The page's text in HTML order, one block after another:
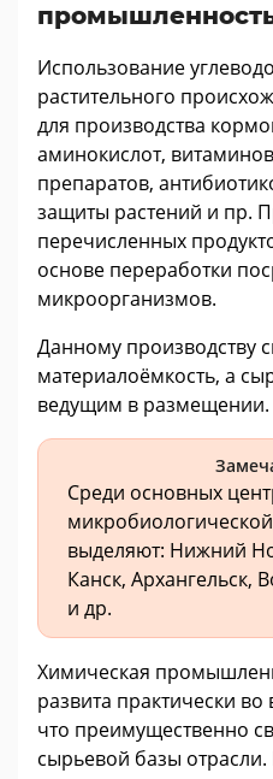
Использование
растительного
для производства
аминокислот,
препаратов,
защиты растений и пр.
перечисленных
основе переработки
микроорганизмов.
Данному производству
материалоёмкость, а
ведущим в размещении.
Среди основных
выделяют: Нижний
Канск, Архангельск,
и др.
Химическая
развита практически во
что преимущественно
сырьевой базы отрасли.